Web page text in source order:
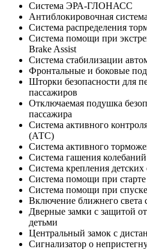
Система ЭРА-ГЛОНАСС
Антиблокировочная
Система распределения
Система помощи при
Brake Assist
Система стабилизации
Фронтальные и боковые
Шторки безопасности для
пассажиров
Отключаемая подушка
пассажира
Система активного
(АТС)
Система активного
Система гашения
Система крепления
Система помощи при
Система помощи при
Включение ближнего света
Дверные замки с защитой
детьми
Центральный замок с
Сигнализатор о